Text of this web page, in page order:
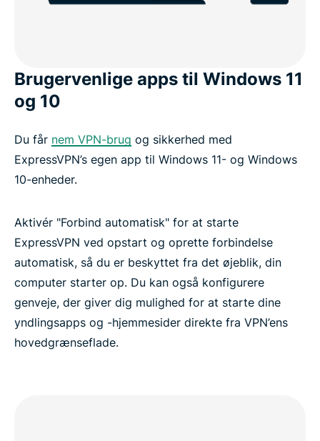
Brugervenlige apps til Windows 11
og 10
Du får nem VPN-brug og sikkerhed med
ExpressVPN’s egen app til Windows 11- og Windows
10-enheder.
Aktivér "Forbind automatisk" for at starte
ExpressVPN ved opstart og oprette forbindelse
automatisk, så du er beskyttet fra det øjeblik, din
computer starter op. Du kan også konfigurere
genveje, der giver dig mulighed for at starte dine
yndlingsapps og -hjemmesider direkte fra VPN’ens
hovedgrænseflade.